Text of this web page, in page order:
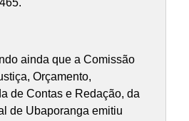
ainda que a Comissão
Orçamento,
de Contas e Redação, da
de Ubaporanga emitiu